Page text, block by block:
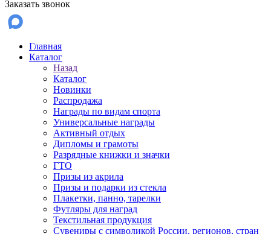
Заказать звонок
Главная
Каталог
Назад
Каталог
Новинки
Распродажа
Награды по видам спорта
Универсальные награды
Активный отдых
Дипломы и грамоты
Разрядные книжки и значки
ГТО
Призы из акрила
Призы и подарки из стекла
Плакетки, панно, тарелки
Футляры для наград
Текстильная продукция
Сувениры с символикой России, регионов, стран